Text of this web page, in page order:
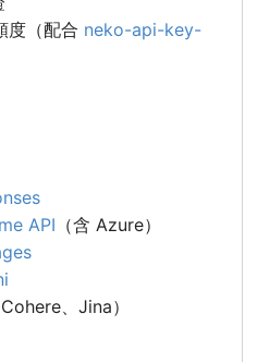
度（配合 neko-api-key-
API （含 Azure）
Cohere、Jina）